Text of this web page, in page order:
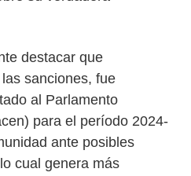
destacar que
sanciones, fue
al Parlamento
para el período 2024-
ante posibles
cual genera más